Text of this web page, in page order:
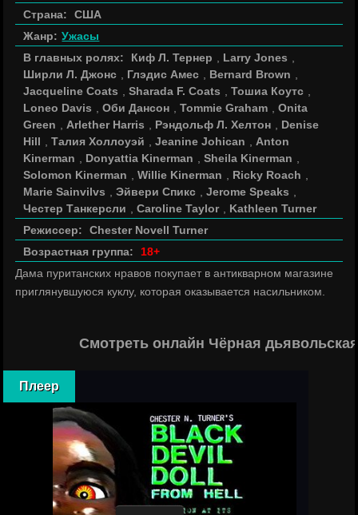
Страна:
США
Жанр: Ужасы
В главных ролях:
Киф Л. Тернер Larry Jones
Ширли Л. Джонс
Глэдис Амес Bernard Brown
Jacqueline Coats
,Sharada F. Coats ,Тошиа Коутс
Loneo Davis
,Оби Дансон ,Tommie Graham ,Onita
Green
Arlether Harris Рэндольф Л. Хелтон
Denise
Hill
,Талия Холлоуэй ,Jeanine Johican
Anton
Kinerman
Donyattia Kinerman ,Sheila Kinerman
Solomon Kinerman
,Willie Kinerman Ricky Roach
Marie Sainvilvs
,Эйвери Спикс ,Jerome Speaks
Честер Танкерсли
,Caroline Taylor
Kathleen Turner
Режиссер:
Chester Novell Turner
Возрастная группа:
18+
Дама пуританских нравов покупает в антикварном магазине
приглянувшуюся куклу, которая оказывается насильником.
Смотреть онлайн Чёрная
Плеер